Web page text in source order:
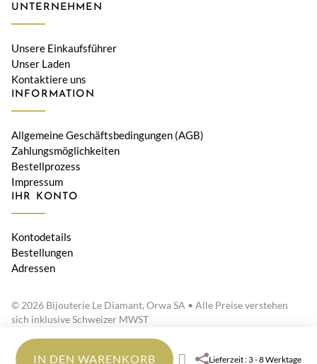
IN DEN WARENKORB Lieferzeit : 3 - 8 Werktage
UNTERNEHMEN
Unsere Einkaufsführer
Unser Laden
Kontaktiere uns
INFORMATION
Allgemeine Geschäftsbedingungen (AGB)
Zahlungsmöglichkeiten
Bestellprozess
Impressum
IHR KONTO
Kontodetails
Bestellungen
Adressen
© 2026 Bijouterie Le Diamant, Orwa SA • Alle Preise verstehen
sich inklusive Schweizer MWST